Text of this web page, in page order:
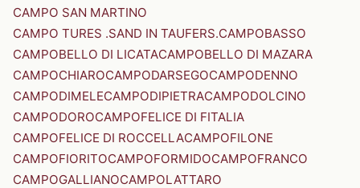
CAMPO SAN MARTINO
CAMPO TURES .SAND IN TAUFERS.CAMPOBASSO
CAMPOBELLO DI LICATACAMPOBELLO DI MAZARA
CAMPOCHIAROCAMPODARSEGOCAMPODENNO
CAMPODIMELECAMPODIPIETRACAMPODOLCINO
CAMPODOROCAMPOFELICE DI FITALIA
CAMPOFELICE DI ROCCELLACAMPOFILONE
CAMPOFIORITOCAMPOFORMIDOCAMPOFRANCO
CAMPOGALLIANOCAMPOLATTARO